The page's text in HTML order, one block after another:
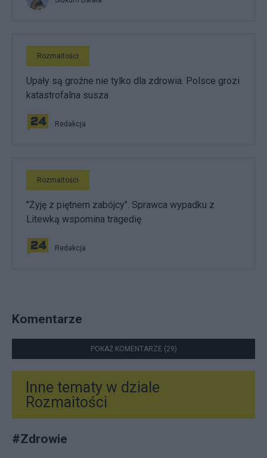
Rozmaitości
Upały są groźne nie tylko dla zdrowia. Polsce grozi
katastrofalna susza
Redakcja
Rozmaitości
"Żyję z piętnem zabójcy". Sprawca wypadku z
Litewką wspomina tragedię
Redakcja
Komentarze
POKAŻ KOMENTARZE (29)
Inne tematy w dziale
Rozmaitości
#Zdrowie